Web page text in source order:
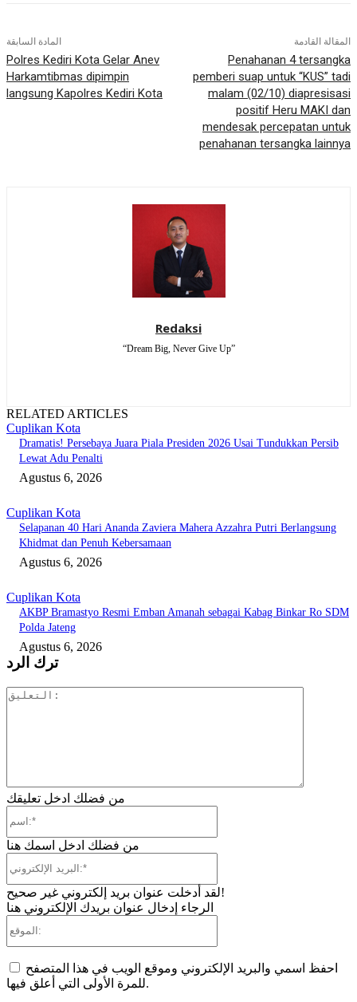
المادة السابقة
Polres Kediri Kota Gelar Anev
Harkamtibmas dipimpin
langsung Kapolres Kediri Kota
المقالة القادمة
Penahanan 4 tersangka
pemberi suap untuk “KUS” tadi
malam (02/10) diapresisasi
positif Heru MAKI dan
mendesak percepatan untuk
penahanan tersangka lainnya
Redaksi
“Dream Big, Never Give Up”
RELATED ARTICLES
Cuplikan Kota
Dramatis! Persebaya Juara Piala Presiden 2026 Usai Tundukkan Persib
Lewat Adu Penalti
Agustus 6, 2026
Cuplikan Kota
Selapanan 40 Hari Ananda Zaviera Mahera Azzahra Putri Berlangsung
Khidmat dan Penuh Kebersamaan
Agustus 6, 2026
Cuplikan Kota
AKBP Bramastyo Resmi Emban Amanah sebagai Kabag Binkar Ro SDM
Polda Jateng
Agustus 6, 2026
ترك الرد
من فضلك ادخل تعليقك
من فضلك ادخل اسمك هنا
لقد أدخلت عنوان بريد إلكتروني غير صحيح!
الرجاء إدخال عنوان بريدك الإلكتروني هنا
احفظ اسمي والبريد الإلكتروني وموقع الويب في هذا المتصفح
للمرة الأولى التي أعلق فيها.